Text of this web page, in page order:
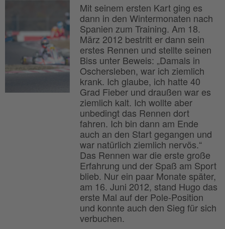
Mit seinem ersten Kart ging es
dann in den Wintermonaten nach
Spanien zum Training. Am 18.
März 2012 bestritt er dann sein
erstes Rennen und stellte seinen
Biss unter Beweis: „Damals in
Oschersleben, war ich ziemlich
krank. Ich glaube, ich hatte 40
Grad Fieber und draußen war es
ziemlich kalt. Ich wollte aber
unbedingt das Rennen dort
fahren. Ich bin dann am Ende
auch an den Start gegangen und
war natürlich ziemlich nervös.“
Das Rennen war die erste große
Erfahrung und der Spaß am Sport
blieb. Nur ein paar Monate später,
am 16. Juni 2012, stand Hugo das
erste Mal auf der Pole-Position
und konnte auch den Sieg für sich
verbuchen.